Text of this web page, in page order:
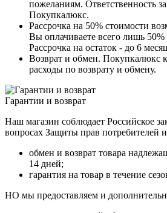
пожеланиям. Ответственность
Покупкалюкс.
Рассрочка на 50% стоимости
Вы оплачиваете всего лишь 50%
Рассрочка на остаток - до 6
Возврат и обмен. Покупкалюкс
расходы по возврату и обмену.
Гарантии и возврат
Наш магазин соблюдает Российское
вопросах Защиты прав потребителей
обмен и возврат товара
14 дней;
гарантия на товар в течение
НО мы предоставляем и